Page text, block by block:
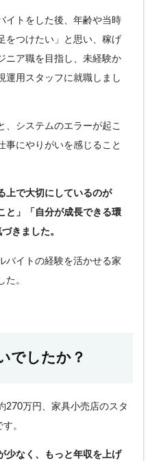
イトをした後、年齢や当時
をつけたい」と思い、稼げ
ニア職を目指し、未経験か
運用スタッフに就職しまし
、システムのエラーが起こ
事にやりがいを感じること
上で大切にしているのが
と」「自分が成長できる環
きました。
バイトの経験を活かせる家
た 。
でしたか？
270万円、家具小売店のスタ
。
少なく、もっと年収を上げ